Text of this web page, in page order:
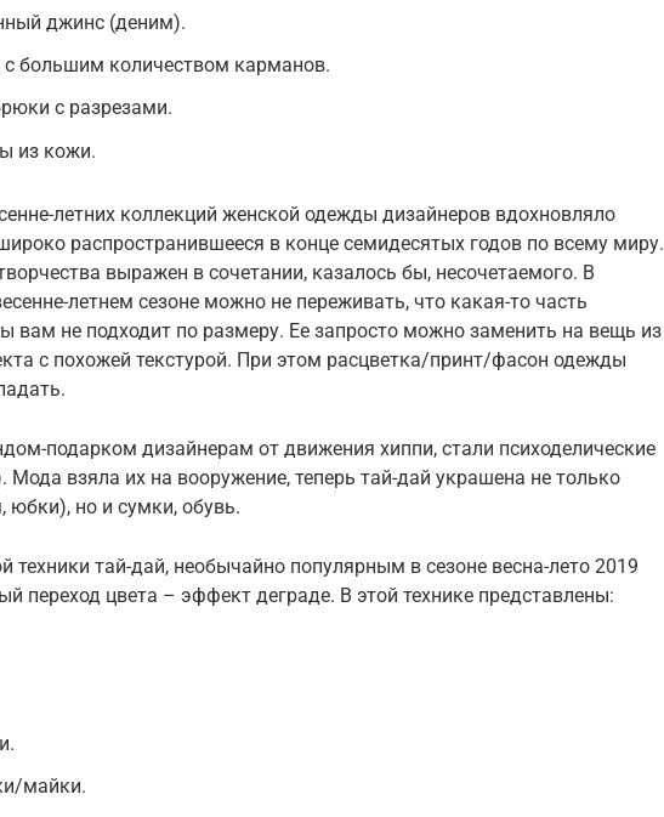
джинс (деним).
большим количеством карманов.
с разрезами.
из кожи.
летних коллекций женской одежды дизайнеров вдохновляло
распространившееся в конце семидесятых годов по всему миру.
выражен в сочетании, казалось бы, несочетаемого. В
летнем сезоне можно не переживать, что какая-то часть
вам не подходит по размеру. Ее запросто можно заменить на вещь из
с похожей текстурой. При этом расцветка/принт/фасон одежды
подарком дизайнерам от движения хиппи, стали психоделические
Мода взяла их на вооружение, теперь тай-дай украшена не только
юбки), но и сумки, обувь.
техники тай-дай, необычайно популярным в сезоне весна-лето 2019
переход цвета – эффект деграде. В этой технике представлены:
майки.